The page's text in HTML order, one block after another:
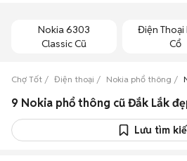
Nokia 6303
Classic Cũ
Điện Thoại
Cổ
Chợ Tốt Điện thoại Nokia phổ thông
9 Nokia phổ thông cũ Đắk Lắk
Lưu tìm